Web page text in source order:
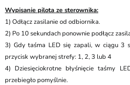
Wypisanie pilota ze sterownika:
1) Odłącz zasilanie od odbiornika​.
2) Po 10 sekundach ponownie podłącz
3) Gdy taśma LED się zapali, w ciągu 3
przycisk wybranej strefy: 1, 2, 3 lub 4
4) Dziesięciokrotne błyśnięcie taśmy
przebiegło pomyślnie.